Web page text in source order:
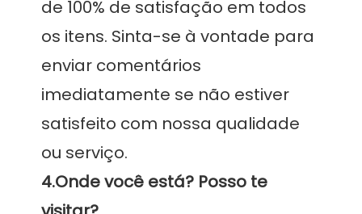
de 100% de satisfação em todos
os itens. Sinta-se à vontade para
enviar comentários
imediatamente se não estiver
satisfeito com nossa qualidade
4.Onde você está? Posso te